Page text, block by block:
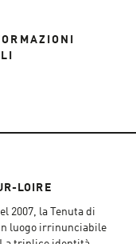
LOIRE
2007, la Tenuta di
luogo irrinunciabile